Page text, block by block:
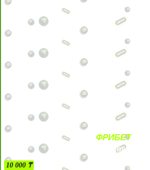
ФРИБЕТ
БЕЗ УСЛОВИЙ
10 000 ₸